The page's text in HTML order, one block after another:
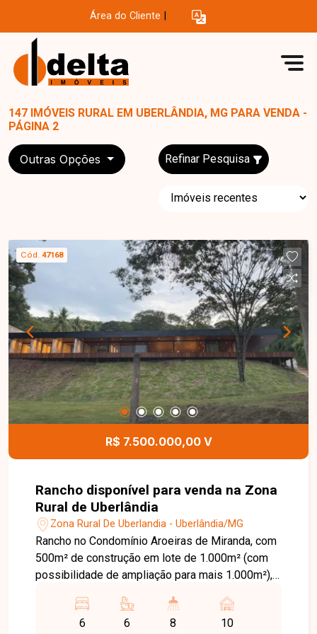
Área do Cliente
147 IMÓVEIS RURAL EM UBERLÂNDIA, MG PARA VENDA -
PÁGINA 2
Outras Opções Refinar Pesquisa
Cód. 47168
R$ 7.500.000,00 V
Rancho disponível para venda na Zona
Rural de Uberlândia
Zona Rural De Uberlandia - Uberlândia/MG
Rancho no Condomínio Aroeiras de Miranda, com
500m² de construção em lote de 1.000m² (com
possibilidade de ampliação para mais 1.000m²),
com 5 suítes mais 1 suíte de funcionário, todas
com marcenaria planejada e ar-condicionado,
6 6 8 10